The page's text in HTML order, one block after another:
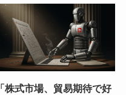
「株式市場、貿易期待で好